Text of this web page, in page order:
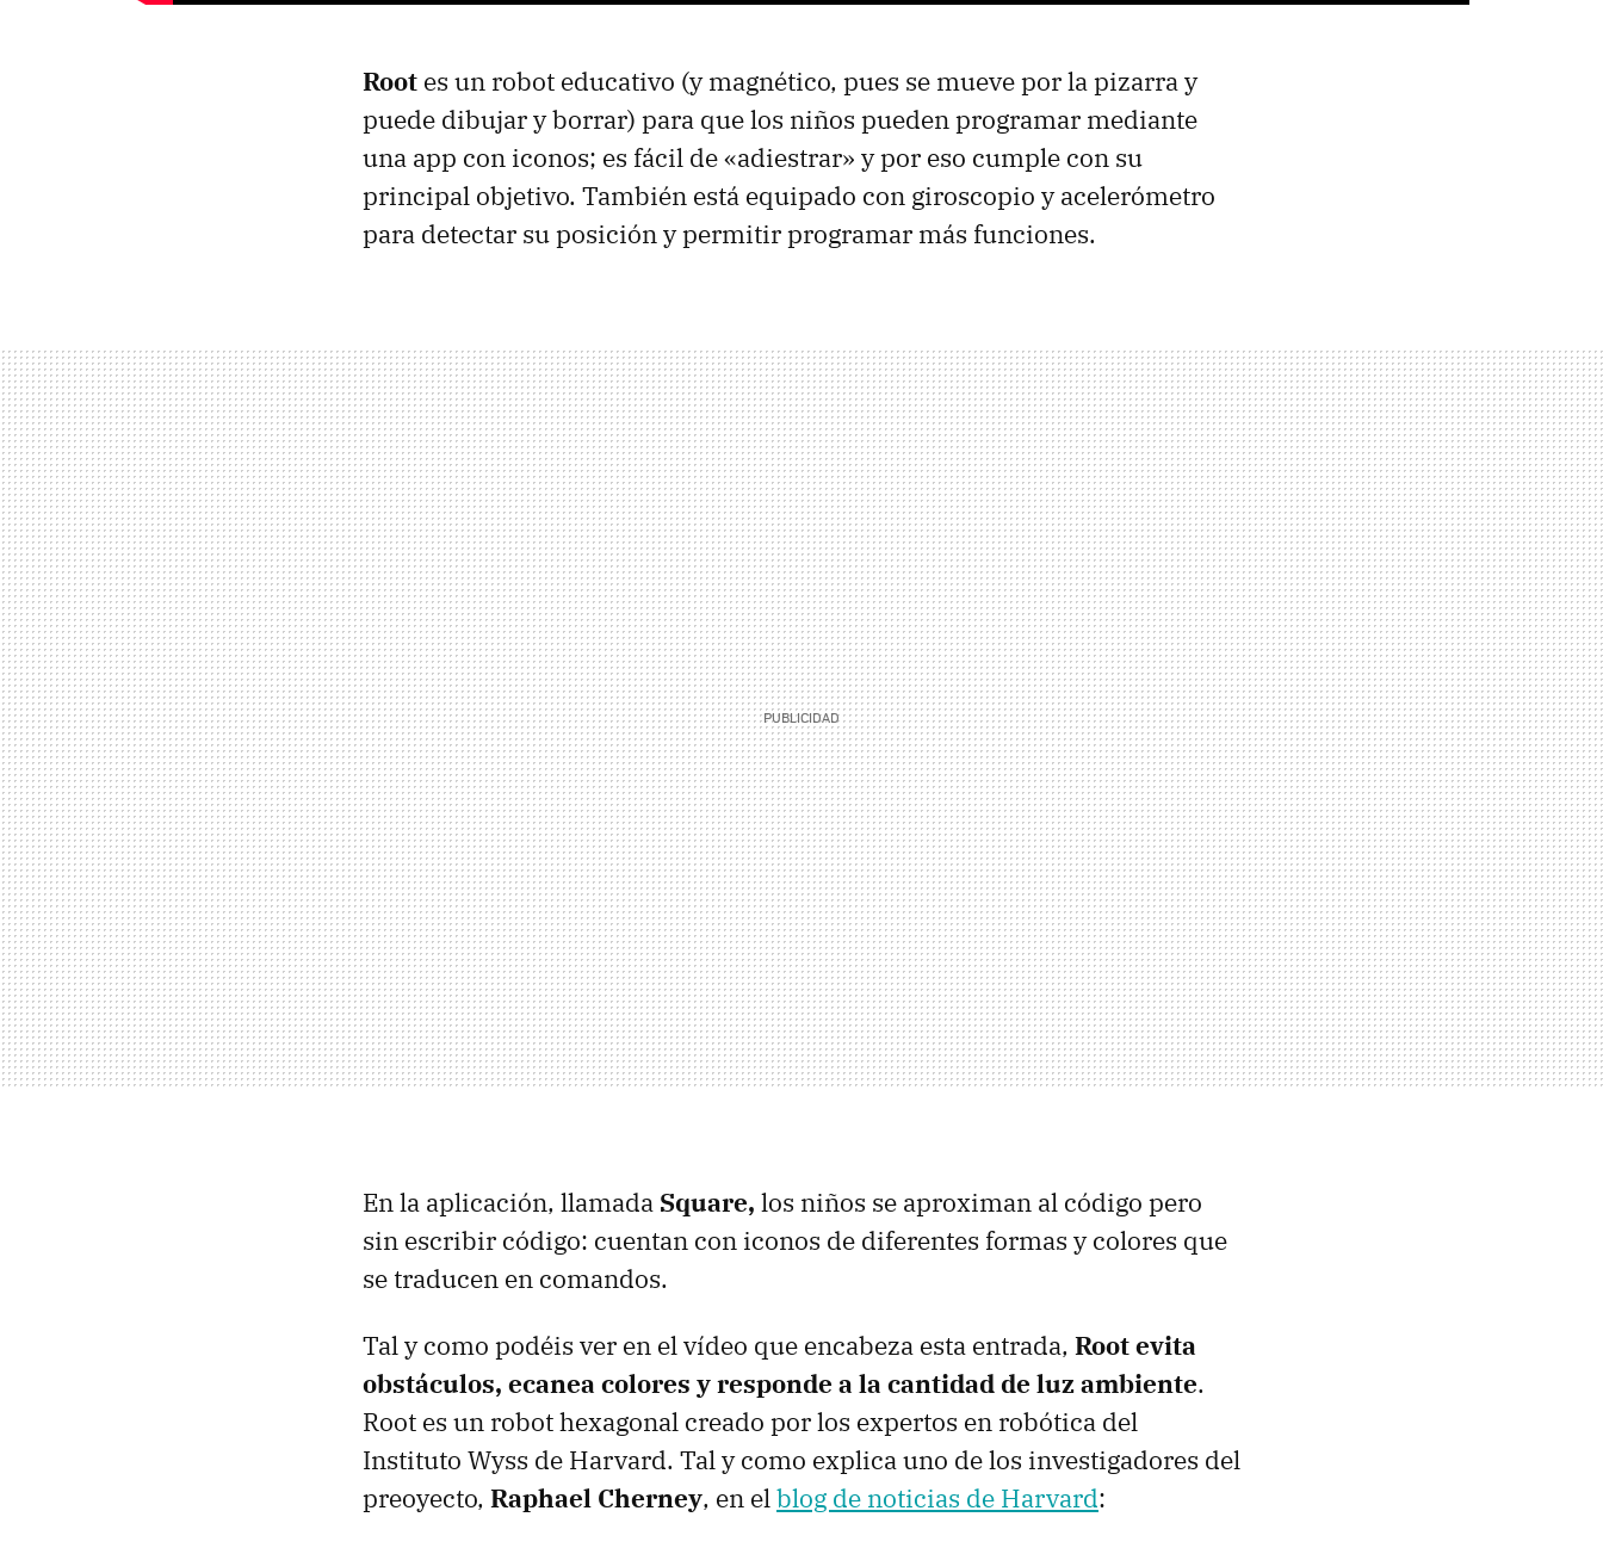
Root es un robot educativo (y magnético, pues se mueve por la pizarra y
puede dibujar y borrar) para que los niños pueden programar mediante
una app con iconos; es fácil de «adiestrar» y por eso cumple con su
principal objetivo. También está equipado con giroscopio y acelerómetro
para detectar su posición y permitir programar más funciones.
En la aplicación, llamada Square, los niños se aproximan al código pero
sin escribir código: cuentan con iconos de diferentes formas y colores que
se traducen en comandos.
Tal y como podéis ver en el vídeo que encabeza esta entrada, Root evita
obstáculos, ecanea colores y responde a la cantidad de luz ambiente.
Root es un robot hexagonal creado por los expertos en robótica del
Instituto Wyss de Harvard. Tal y como explica uno de los investigadores del
preoyecto, Raphael Cherney, en elblog de noticias de Harvard: